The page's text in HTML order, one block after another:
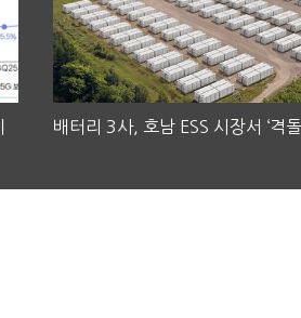
배터리 3사, 호남 ESS 시장서 ‘격돌